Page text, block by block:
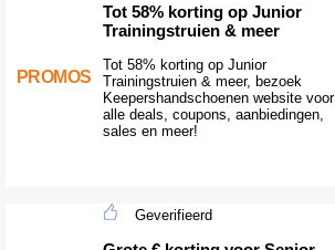
PROMOS
Tot 58% korting op Junior
Trainingstruien & meer
Tot 58% korting op Junior
Trainingstruien & meer, bezoek
Keepershandschoenen website voor
alle deals, coupons, aanbiedingen,
sales en meer!
Geverifieerd